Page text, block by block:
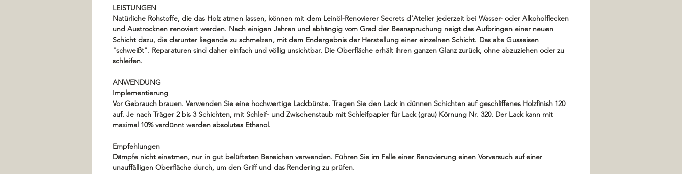
LEISTUNGEN
Natürliche Rohstoffe, die das Holz atmen lassen, können mit dem Leinöl-Renovierer Secrets d'Atelier jederzeit bei Wasser- oder Alkoholflecken
und Austrocknen renoviert werden. Nach einigen Jahren und abhängig vom Grad der Beanspruchung neigt das Aufbringen einer neuen
Schicht dazu, die darunter liegende zu schmelzen, mit dem Endergebnis der Herstellung einer einzelnen Schicht. Das alte Gusseisen
"schweißt". Reparaturen sind daher einfach und völlig unsichtbar. Die Oberfläche erhält ihren ganzen Glanz zurück, ohne abzuziehen oder zu
schleifen.
ANWENDUNG
Implementierung
Vor Gebrauch brauen. Verwenden Sie eine hochwertige Lackbürste. Tragen Sie den Lack in dünnen Schichten auf geschliffenes Holzfinish 120
auf. Je nach Träger 2 bis 3 Schichten, mit Schleif- und Zwischenstaub mit Schleifpapier für Lack (grau) Körnung Nr. 320. Der Lack kann mit
maximal 10% verdünnt werden absolutes Ethanol.
Empfehlungen
Dämpfe nicht einatmen, nur in gut belüfteten Bereichen verwenden. Führen Sie im Falle einer Renovierung einen Vorversuch auf einer
unauffälligen Oberfläche durch, um den Griff und das Rendering zu prüfen.